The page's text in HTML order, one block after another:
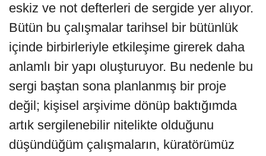
eskiz ve not defterleri de sergide yer alıyor.
Bütün bu çalışmalar tarihsel bir bütünlük
içinde birbirleriyle etkileşime girerek daha
anlamlı bir yapı oluşturuyor. Bu nedenle bu
sergi baştan sona planlanmış bir proje
değil; kişisel arşivime dönüp baktığımda
artık sergilenebilir nitelikte olduğunu
düşündüğüm çalışmaların, küratörümüz